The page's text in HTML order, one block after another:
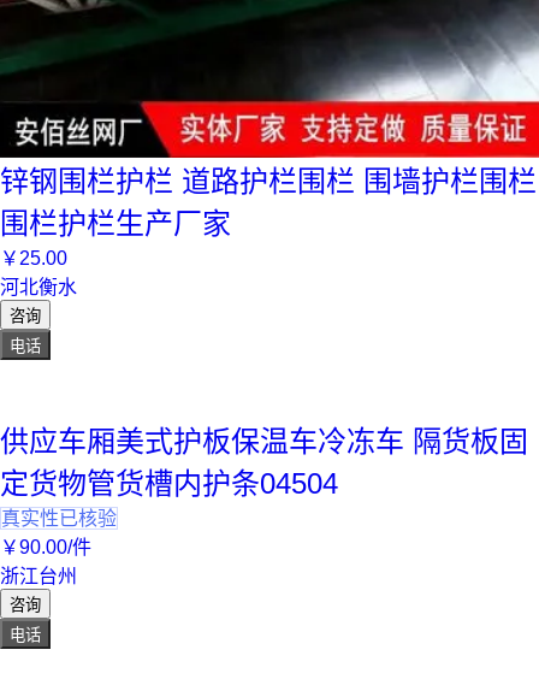
锌钢围栏护栏 道路护栏围栏 围墙护栏围栏
围栏护栏生产厂家
￥ 25.00
河北衡水
咨询
电话
供应车厢美式护板保温车冷冻车 隔货板固
定货物管货槽内护条04504
真实性已核验
￥90.00/件
浙江台州
咨询
电话